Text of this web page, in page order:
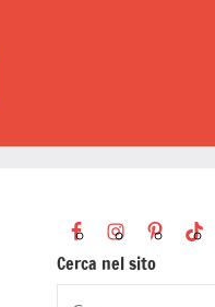
Cerca nel sito